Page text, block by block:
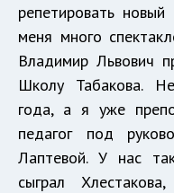
репетировать
меня много
Владимир Львович
Школу Табакова.
года, а я уже
педагог под
Лаптевой. У нас
сыграл